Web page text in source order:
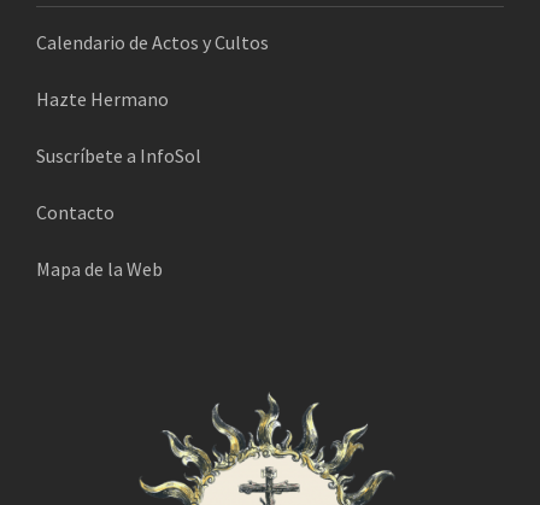
Calendario de Actos y Cultos
Hazte Hermano
Suscríbete a InfoSol
Contacto
Mapa de la Web